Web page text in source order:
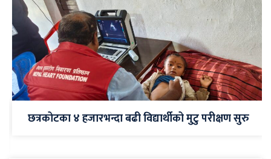
छत्रकोटका ४ हजारभन्दा बढी विद्यार्थीको मुटु परीक्षण सुरु